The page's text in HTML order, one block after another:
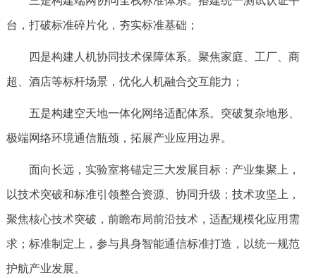
台，打破标准碎片化，夯实标准基础；
四是构建人机协同技术保障体系。聚焦家庭、工厂、商
超、酒店等标杆场景，优化人机融合交互能力；
五是构建空天地一体化网络适配体系。突破复杂地形、
极端网络环境通信瓶颈，拓展产业应用边界。
面向长远，实验室将锚定三大发展目标：产业集聚上，
以技术突破和标准引领整合资源、协同升级；技术攻坚上，
聚焦核心技术突破，前瞻布局前沿技术，适配规模化应用需
求；标准制定上，参与具身智能通信标准打造，以统一规范
护航产业发展。